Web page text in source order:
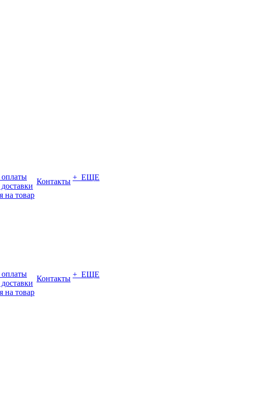
оплаты
на товар
Контакты + ЕЩЕ
оплаты
на товар
Контакты + ЕЩЕ